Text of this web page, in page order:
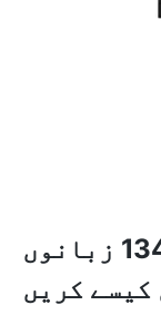
لفظوں کا فوری ترجمہ 134 زبانوں
کیسے کریں